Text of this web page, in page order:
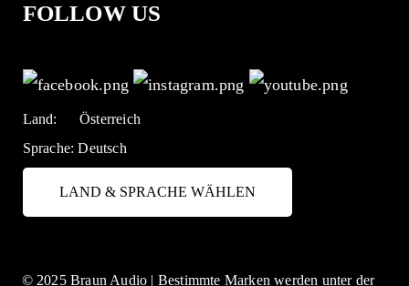
FOLLOW US
Land:
Österreich
Sprache:Deutsch
LAND & SPRACHE WÄHLEN
© 2025 Braun Audio | Bestimmte Marken werden unter der